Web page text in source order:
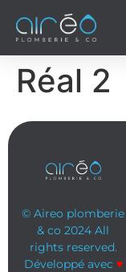
Réal 2
© Aireo plomberie
& co 2024 All
rights reserved.
Développé avec ♥